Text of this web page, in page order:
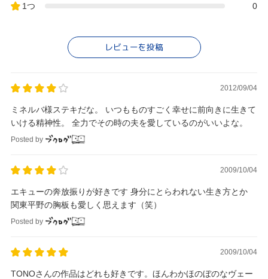
1つ
0
レビューを投稿
2012/09/04
ミネルバ様ステキだな。 いつもものすごく幸せに前向きに生きて
いける精神性。 全力でその時の夫を愛しているのがいいよな。
Posted by
2009/10/04
エキューの奔放振りが好きです 身分にとらわれない生き方とか
関東平野の胸板も愛しく思えます（笑）
Posted by
2009/10/04
TONOさんの作品はどれも好きです。ほんわかほのぼのなヴェー